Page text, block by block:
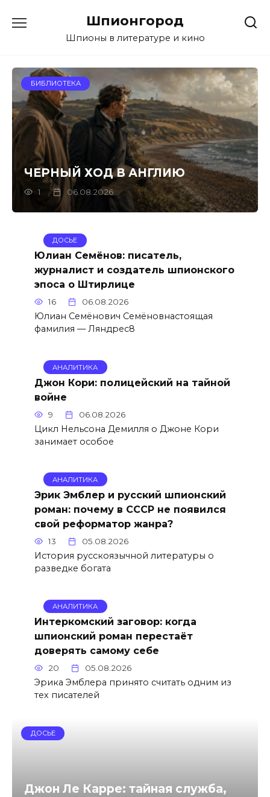
Шпионгород
Шпионы в литературе и кино
БИБЛИОТЕКА
ЧЕРНЫЙ ХОД В АНГЛИЮ
1 06.08.2026
ДОСЬЕ
Юлиан Семёнов: писатель,
журналист и создатель шпионского
эпоса о Штирлице
16 06.08.2026
Юлиан Семёнович Семёновнастоящая
фамилия — Ляндрес8
АНАЛИТИКА
Джон Кори: полицейский на тайной
войне
9 06.08.2026
Цикл Нельсона Демилля о Джоне Кори
занимает особое
АНАЛИТИКА
Эрик Эмблер и русский шпионский
роман: почему в СССР не появился
свой реформатор жанра?
13 05.08.2026
История русскоязычной литературы о
разведке богата
АНАЛИТИКА
Интеркомский заговор: когда
шпионский роман перестаёт
доверять самому себе
20 05.08.2026
Эрика Эмблера принято считать одним из
тех писателей
ДОСЬЕ
Джон Ле Карре: тайная служба,